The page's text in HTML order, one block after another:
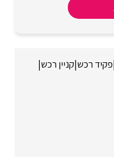
|פקיד רכש|קניין רכש|